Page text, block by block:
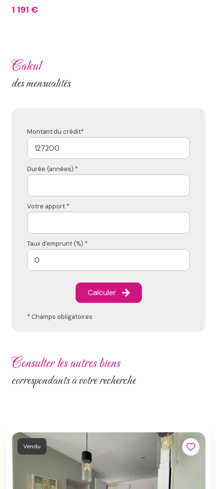
1 191 €
calcul
des mensualités
Montant du crédit*
Durée (années) *
Votre apport *
Taux d'emprunt (%) *
Calculer
* Champs obligatoires
consulter les autres biens
correspondants à votre recherche
Vendu